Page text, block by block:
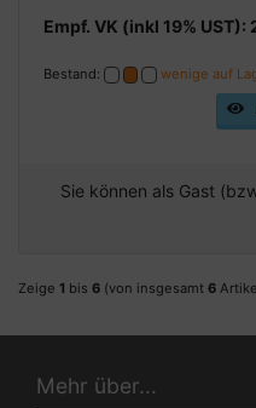
Empf. VK (inkl 19% UST):
Bestand: wenige auf
Sie können als Gast
Zeige 1 bis 6 (von insgesamt 6
Mehr über...